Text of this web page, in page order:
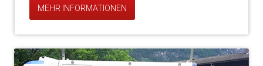
MEHR INFORMATIONEN